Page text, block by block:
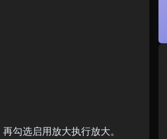
勾选启用放大执行放大。